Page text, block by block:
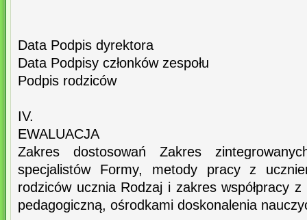
Data Podpis dyrektora
Data Podpisy członków zespołu
Podpis rodziców
IV.
EWALUACJA
Zakres dostosowań Zakres
specjalistów Formy, metody pracy z
rodziców ucznia Rodzaj i zakres współpracy
pedagogiczną, ośrodkami doskonalenia